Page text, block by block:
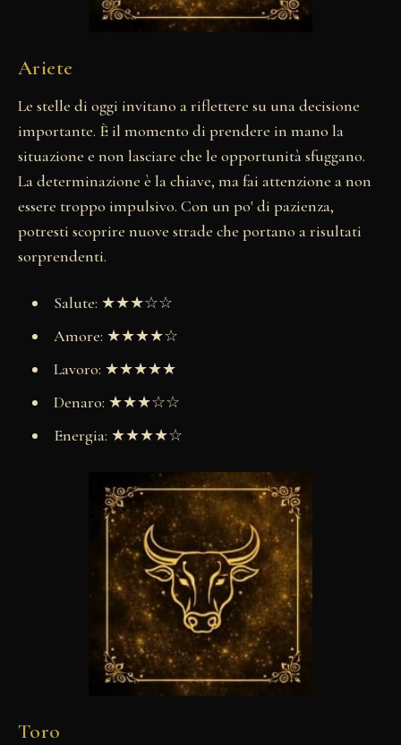
Ariete
Le stelle di oggi invitano a riflettere su una decisione
importante. È il momento di prendere in mano la
situazione e non lasciare che le opportunità sfuggano.
La determinazione è la chiave, ma fai attenzione a non
essere troppo impulsivo. Con un po' di pazienza,
potresti scoprire nuove strade che portano a risultati
sorprendenti.
Salute: ★★★☆☆
Amore: ★★★★☆
Lavoro: ★★★★★
Denaro: ★★★☆☆
Energia: ★★★★☆
Toro